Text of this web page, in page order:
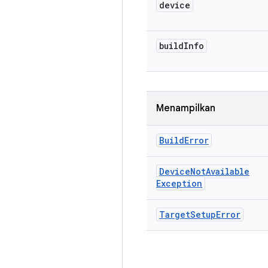
device
buildInfo
Menampilkan
BuildError
DeviceNotAvailable
Exception
TargetSetupError